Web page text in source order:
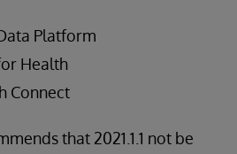
Platform
Health
Connect
that 2021.1.1 not be